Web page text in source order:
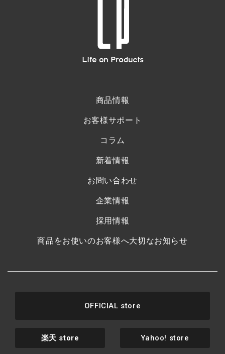
商品情報
お客様サポート
コラム
新着情報
お問い合わせ
企業情報
採用情報
商品をお使いのお客様へ大切なお知らせ
OFFICIAL store
楽天 store Yahoo! store